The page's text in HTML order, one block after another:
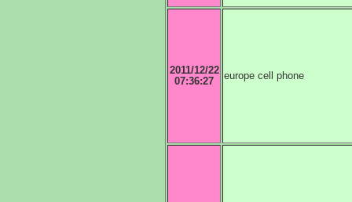
2011/12/22
07:36:27
europe cell phone